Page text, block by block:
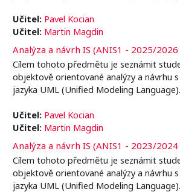
Učitel: Pavel Kocian
Učitel: Martin Magdin
Analýza a návrh IS (ANIS1 - 2025/2026
Cílem tohoto předmětu je seznámit
objektově orientované analýzy a návrhu
jazyka UML (Unified Modeling Language).
Učitel: Pavel Kocian
Učitel: Martin Magdin
Analýza a návrh IS (ANIS1 - 2023/2024
Cílem tohoto předmětu je seznámit
objektově orientované analýzy a návrhu
jazyka UML (Unified Modeling Language).